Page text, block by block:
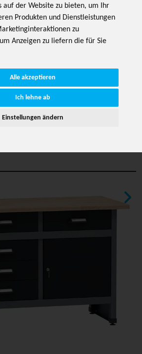
auf der Website zu bieten, um Ihr
Produkten und Dienstleistungen
zu
um Anzeigen zu liefern die für Sie
Alle akzeptieren
Ich lehne ab
Einstellungen ändern